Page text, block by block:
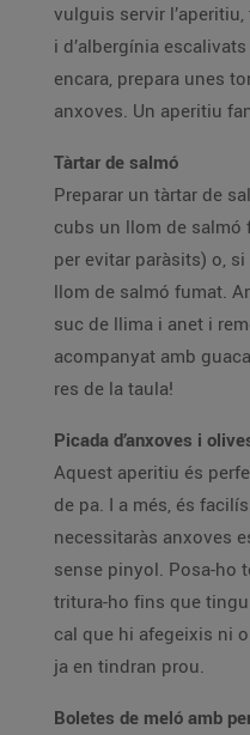
vulguis servir
i d’albergínia
encara, prepara unes
anxoves. Un aperitiu
Tàrtar de salmó
Preparar un tàrtar de
cubs un llom de salmó
per evitar paràsits) o,
llom de salmó fumat.
suc de llima i anet i
acompanyat amb
res de la taula!
Picada d’anxoves i
Aquest aperitiu és
de pa. I a més, és
necessitaràs anxoves
sense pinyol. Posa-ho
tritura-ho fins que
cal que hi afegeixis ni
ja en tindran prou.
Boletes de meló amb